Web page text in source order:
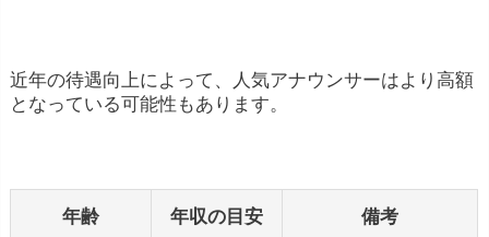
近年の待遇向上によって、人気アナウンサーはより高額
となっている可能性もあります。
年齢 年収の目安 備考